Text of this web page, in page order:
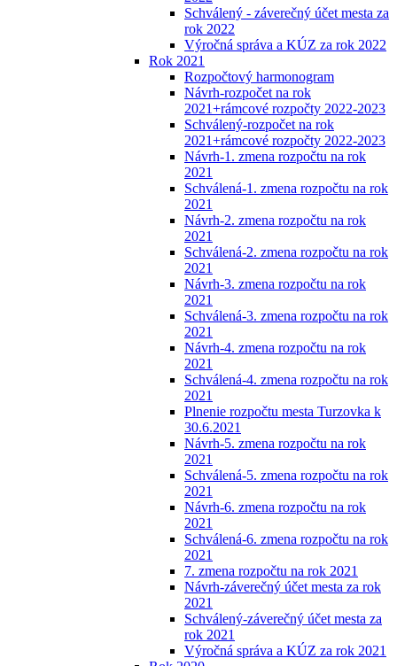
Schválený - záverečný účet mesta za
rok 2022
Výročná správa a KÚZ za rok 2022
Rok 2021
Rozpočtový harmonogram
Návrh-rozpočet na rok
2021+rámcové rozpočty 2022-2023
Schválený-rozpočet na rok
2021+rámcové rozpočty 2022-2023
Návrh-1. zmena rozpočtu na rok
2021
Schválená-1. zmena rozpočtu na rok
2021
Návrh-2. zmena rozpočtu na rok
2021
Schválená-2. zmena rozpočtu na rok
2021
Návrh-3. zmena rozpočtu na rok
2021
Schválená-3. zmena rozpočtu na rok
2021
Návrh-4. zmena rozpočtu na rok
2021
Schválená-4. zmena rozpočtu na rok
2021
Plnenie rozpočtu mesta Turzovka k
30.6.2021
Návrh-5. zmena rozpočtu na rok
2021
Schválená-5. zmena rozpočtu na rok
2021
Návrh-6. zmena rozpočtu na rok
2021
Schválená-6. zmena rozpočtu na rok
2021
7. zmena rozpočtu na rok 2021
Návrh-záverečný účet mesta za rok
2021
Schválený-záverečný účet mesta za
rok 2021
Výročná správa a KÚZ za rok 2021